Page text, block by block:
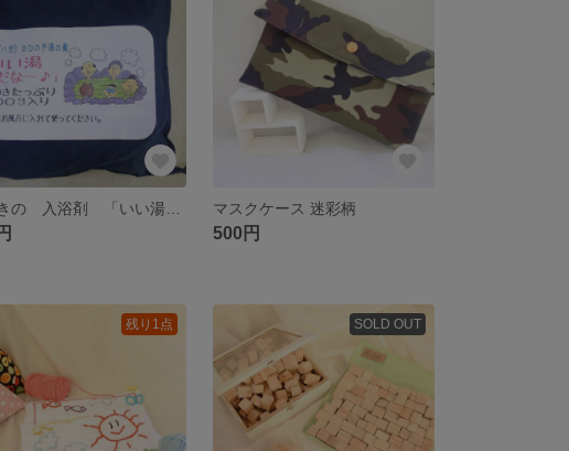
マスクケース 迷彩柄
500円
残り1点 SOLD OUT